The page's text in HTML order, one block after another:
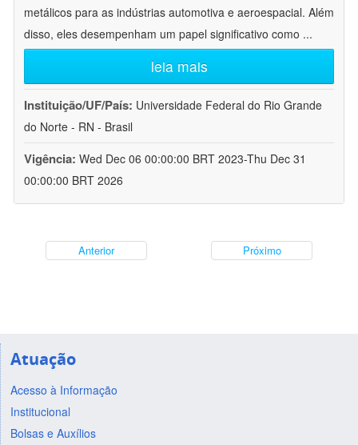
metálicos para as indústrias automotiva e aeroespacial. Além
disso, eles desempenham um papel significativo como ...
leia mais
Instituição/UF/País: Universidade Federal do Rio Grande
do Norte - RN - Brasil
Vigência: Wed Dec 06 00:00:00 BRT 2023-Thu Dec 31
00:00:00 BRT 2026
Anterior Próximo
Atuação
Acesso à Informação
Institucional
Bolsas e Auxílios